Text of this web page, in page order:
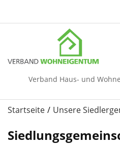
Verband Haus- und
Startseite Unsere